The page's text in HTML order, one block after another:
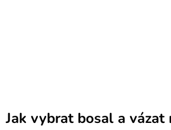
Jak vybrat bosal a vázat